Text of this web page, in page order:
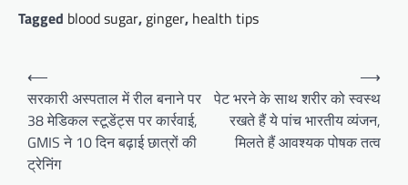
Tagged blood sugar, ginger, health tips
Post
navigation
⟵
सरकारी अस्पताल में रील बनाने पर
38 मेडिकल स्टूडेंट्स पर कार्रवाई,
GMIS ने 10 दिन बढ़ाई छात्रों की
ट्रेनिंग
पेट भरने के साथ शरीर को स्वस्थ
रखते हैं ये पांच भारतीय व्यंजन,
मिलते हैं आवश्यक पोषक तत्व
⟶